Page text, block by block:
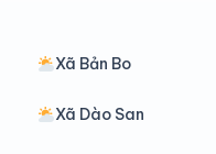
Xã Bản Bo
Xã Dào San